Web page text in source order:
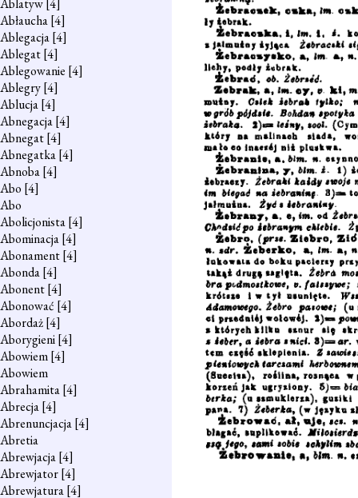
Ablatyw[4]
Abłaucha[4]
Ablegacja[4]
Ablegat[4]
Ablegowanie [4]
Ablegry[4]
Ablucja[4]
Abnegacja[4]
Abnegat[4]
Abnegatka[4]
Abnoba[4]
Abo [4]
Abo
Abolicjonista[4]
Abominacja[4]
Abonament[4]
Abonda[4]
Abonent[4]
Abonować [4]
Abordaż[4]
Aborygieni[4]
Abowiem[4]
Abowiem
Abrahamita[4]
Abrecja[4]
Abrenuncjacja[4]
Abretia
Abrewjacja[4]
Abrewjator[4]
Abrewjatura[4]